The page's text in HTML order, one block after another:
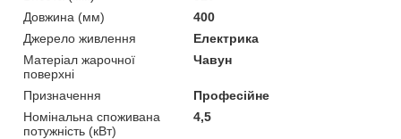
Довжина (мм)
400
Джерело живлення
Електрика
Матеріал жарочної
поверхні
Чавун
Призначення
Професійне
Номінальна споживана
потужність (кВт)
4,5